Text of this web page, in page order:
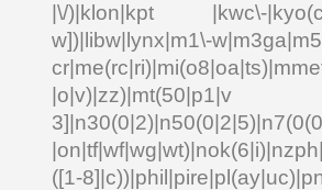
|\/)|klon|kpt |kwc\-
w])|libw|lynx|m1\-
|o|v)|zz)|mt(50|p1|v
([1-